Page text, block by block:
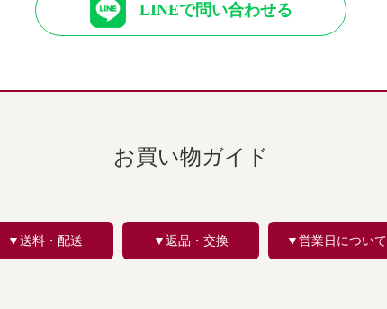
LINEで問い合わせる
お買い物ガイド
▼送料・配送 ▼返品・交換 ▼営業日について